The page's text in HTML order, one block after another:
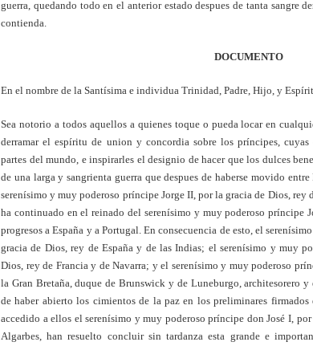
guerra, quedando todo en el anterior estado despues de tanta sangre
contienda.
DOCUMENTO
En el nombre de la Santísima e individua Trinidad, Padre, Hijo, y
Sea notorio a todos aquellos a quienes toque o pueda locar en
derramar el espíritu de union y concordia sobre los príncipes, cuyas
partes del mundo, e inspirarles el designio de hacer que los dulces
de una larga y sangrienta guerra que despues de haberse movido
serenísimo y muy poderoso príncipe Jorge II, por la gracia de Dios, rey
ha continuado en el reinado del serenísimo y muy poderoso príncipe
progresos a España y a Portugal. En consecuencia de esto, el
gracia de Dios, rey de España y de las Indias; el serenísimo y muy
Dios, rey de Francia y de Navarra; y el serenísimo y muy poderoso
la Gran Bretaña, duque de Brunswick y de Luneburgo, architesorero
de haber abierto los cimientos de la paz en los preliminares
accedido a ellos el serenísimo y muy poderoso príncipe don José I,
Algarbes, han resuelto concluir sin tardanza esta grande e